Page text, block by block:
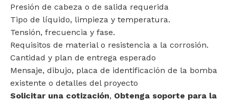
Presión de cabeza o de salida requerida
Tipo de líquido, limpieza y temperatura.
Tensión, frecuencia y fase.
Requisitos de material o resistencia a la corrosión.
Cantidad y plan de entrega esperado
Mensaje, dibujo, placa de identificación de la bomba
existente o detalles del proyecto
Solicitar una cotización, Obtenga soporte para la